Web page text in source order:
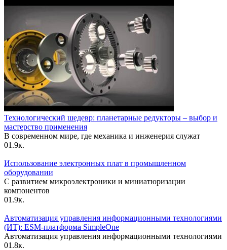
Технологический шедевр: планетарные редукторы – выбор и
мастерство применения
В современном мире, где механика и инженерия служат
01.9к.
Использование электронных плат в промышленном
оборудовании
С развитием микроэлектроники и миниатюризации
компонентов
01.9к.
Автоматизация управления информационными технологиями
(ИТ): ESM-платформа SimpleOne
Автоматизация управления информационными технологиями
01.8к.